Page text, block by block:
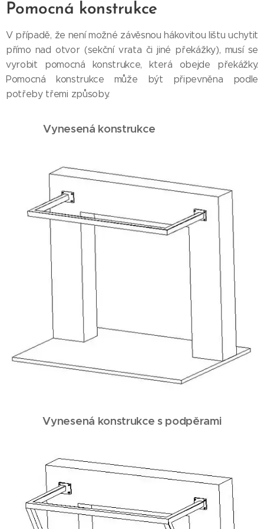
Pomocná konstrukce
V případě, že není možné závěsnou hákovitou lištu uchytit
přímo nad otvor (sekční vrata či jiné překážky), musí se
vyrobit pomocná konstrukce, která obejde překážky.
Pomocná konstrukce může být připevněna podle
potřeby třemi způsoby.
Vynesená konstrukce
Vynesená konstrukce s podpěrami